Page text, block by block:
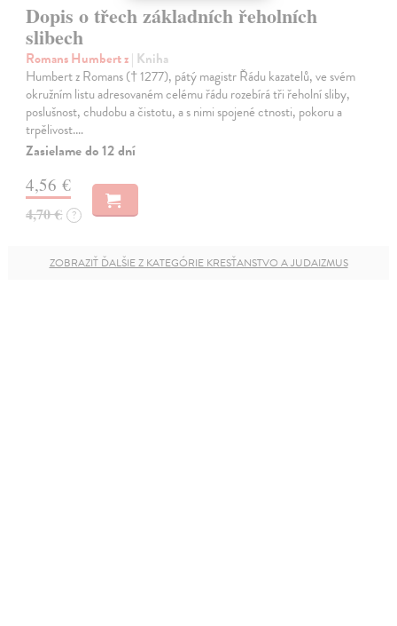
Dopis o třech základních řeholních
slibech
Romans Humbert z| Kniha
Humbert z Romans († 1277), pátý magistr Řádu kazatelů, ve svém
okružním listu adresovaném celému řádu rozebírá tři řeholní sliby,
poslušnost, chudobu a čistotu, a s nimi spojené ctnosti, pokoru a
trpělivost.…
Zasielame do 12 dní
4,56 €
4,70 € ?
ZOBRAZIŤ ĎALŠIE Z KATEGÓRIE KRESŤANSTVO A JUDAIZMUS